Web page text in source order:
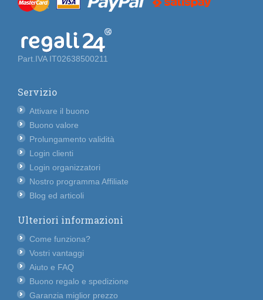
Part.IVA IT02638500211
Servizio
Attivare il buono
Buono valore
Prolungamento validità
Login clienti
Login organizzatori
Nostro programma Affiliate
Blog ed articoli
Ulteriori informazioni
Come funziona?
Vostri vantaggi
Aiuto e FAQ
Buono regalo e spedizione
Garanzia miglior prezzo